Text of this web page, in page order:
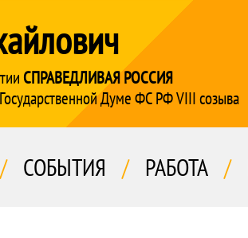
СПРАВЕДЛИВАЯ РОССИЯ
Думе ФС РФ VIII созыва
/ СОБЫТИЯ / РАБОТА /